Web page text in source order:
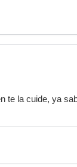
te la cuide, ya